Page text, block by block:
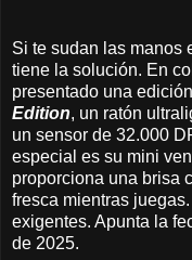
Si te sudan las manos
tiene la solución. En
presentado una
Edition, un ratón
un sensor de 32.000
especial es su mini
proporciona una brisa
fresca mientras
exigentes. Apunta la
de 2025.